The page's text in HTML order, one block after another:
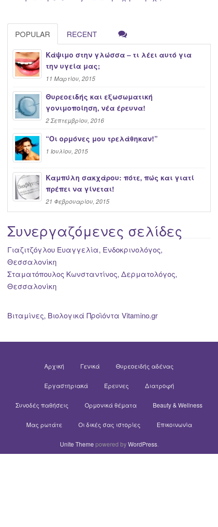
POPULAR RECENT
Κάψιμο στην γλώσσα – τι λέει αυτό για
την υγεία μας;
11 Μαρτίου, 2015
Θυρεοειδής και εξωσωματική
γονιμοποίηση, νέα έρευνα!
2 Σεπτεμβρίου, 2016
“Oι ορμόνες μου τρελάθηκαν!”
1 Ιουλίου, 2015
Καμπύλη σακχάρου: πότε, πώς και γιατί
πρέπει να γίνεται!
21 Φεβρουαρίου, 2015
Συνεργαζόμενες σελίδες
Γιαζιτζόγλου Ευαγγελία, Ενδοκρινολόγος,
Θεσσαλονίκη
Σταματόπουλος Κωνσταντίνος, Δερματολόγος,
Θεσσαλονίκη
Βιταμίνες, Βιολογικά Προϊόντα Vitamino.gr
Αρχική Γενικά Θυρεοειδής αδένας
Εργαστηριακά Έρευνες Διατροφή
Συνοδές παθήσεις Ορμονικά θέματα Beauty & Wellness
Μας ρωτάτε Οι δικές σας ιστορίες Επικοινωνία
Unite Theme powered byWordPress.